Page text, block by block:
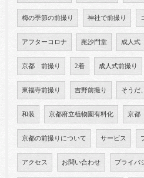
梅の季節の前撮り 神社で前撮り
アフターコロナ 毘沙門堂 成人式
京都 前撮り 2着 成人式前撮り
東福寺前撮り 吉野前撮り そうだ
和装 京都府立植物園有料化 京都
京都の前撮りについて サービス
アクセス お問い合わせ プライバ